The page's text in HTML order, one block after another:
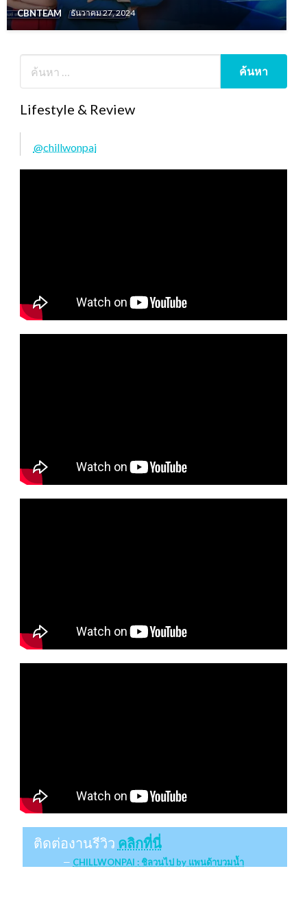
CBNTEAM ธันวาคม 27, 2024
Lifestyle & Review
@chillwonpai
ติดต่องานรีวิว คลิกที่นี่
CHILLWONPAI : ชิลวนไป by แพนด้าบวมน้ำ